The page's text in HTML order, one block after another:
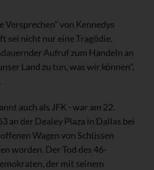
Versprechen" von Kennedys
sei nicht nur eine Tragödie,
Aufruf zum Handeln an
Land zu tun, was wir können",
auch als JFK - war am 22.
an der Dealey Plaza in Dallas bei
Wagen von Schüssen
worden. Der Tod des 46-
der mit seinem